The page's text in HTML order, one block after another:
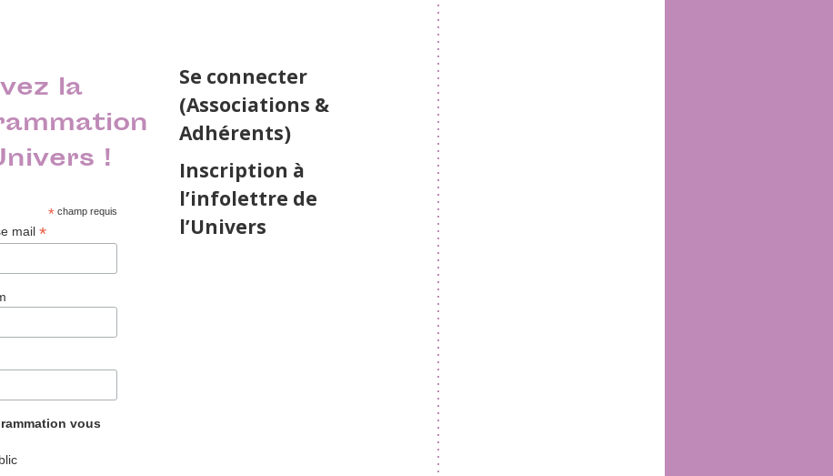
la
!
*champ requis
mail*
vous
Se connecter
(Associations &
Adhérents)
Inscription à
l’infolettre de
l’Univers